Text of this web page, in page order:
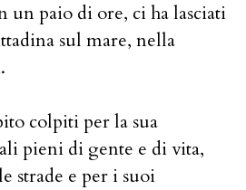
un paio di ore, ci ha lasciati
sul mare, nella
colpiti per la sua
pieni di gente e di vita,
strade e per i suoi